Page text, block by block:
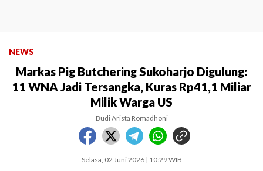
NEWS
Markas Pig Butchering Sukoharjo Digulung:
11 WNA Jadi Tersangka, Kuras Rp41,1 Miliar
Milik Warga US
Budi Arista Romadhoni
Selasa, 02 Juni 2026 | 10:29 WIB